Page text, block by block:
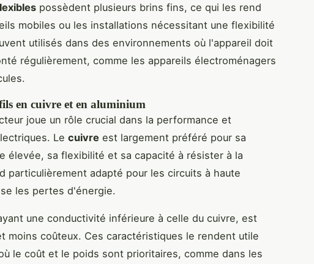
possèdent plusieurs brins fins, ce qui les rend
mobiles ou les installations nécessitant une flexibilité
utilisés dans des environnements où l'appareil doit
régulièrement, comme les appareils électroménagers
en cuivre et en aluminium
joue un rôle crucial dans la performance et
Le cuivre est largement préféré pour sa
élevée, sa flexibilité et sa capacité à résister à la
particulièrement adapté pour les circuits à haute
les pertes d'énergie.
une conductivité inférieure à celle du cuivre, est
moins coûteux. Ces caractéristiques le rendent utile
le coût et le poids sont prioritaires, comme dans les